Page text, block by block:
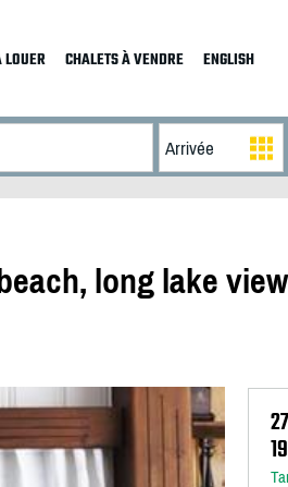
LOUER CHALETS À VENDRE ENGLISH
long lake